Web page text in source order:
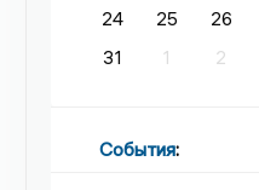
24
25 26
31
1 2
События: